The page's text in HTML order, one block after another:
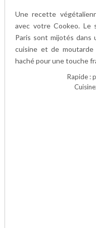
Une recette
avec votre Cookeo. Le
Paris sont mijotés dans
cuisine et de moutarde
haché pour une touche
Rapide :